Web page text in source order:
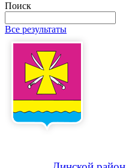
Поиск
Все результаты